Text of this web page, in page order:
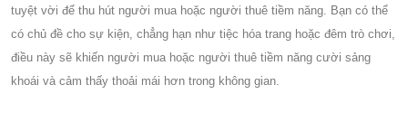
tuyệt vời để thu hút người mua hoặc người thuê tiềm năng. Bạn có thể
có chủ đề cho sự kiện, chẳng hạn như tiệc hóa trang hoặc đêm trò chơi,
điều này sẽ khiến người mua hoặc người thuê tiềm năng cười sảng
khoái và cảm thấy thoải mái hơn trong không gian.